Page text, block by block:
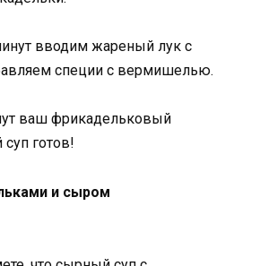
вводим жареный лук с
специи с вермишелью.
ваш фрикадельковый
готов!
и сыром